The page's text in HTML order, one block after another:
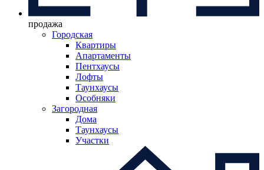
продажа
Городская
Квартиры
Апартаменты
Пентхаусы
Лофты
Таунхаусы
Особняки
Загородная
Дома
Таунхаусы
Участки